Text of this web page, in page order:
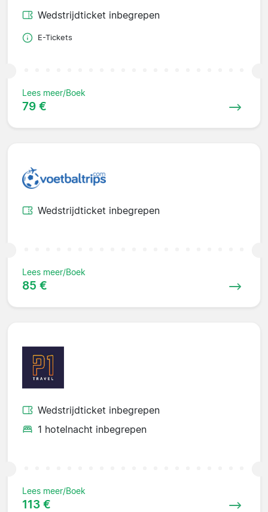
Wedstrijdticket inbegrepen
E-Tickets
Lees meer/Boek
79 €
Wedstrijdticket inbegrepen
Lees meer/Boek
85 €
Wedstrijdticket inbegrepen
1 hotelnacht inbegrepen
Lees meer/Boek
113 €